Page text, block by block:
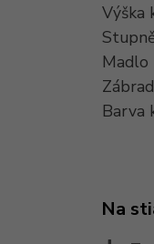
Výška
Madlo
Barva
Na